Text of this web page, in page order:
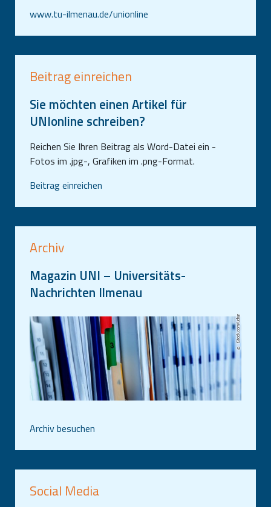
www.tu-ilmenau.de/unionline
Beitrag einreichen
Sie möchten einen Artikel für
UNIonline schreiben?
Reichen Sie Ihren Beitrag als Word-Datei ein -
Fotos im .jpg-, Grafiken im .png-Format.
Beitrag einreichen
Archiv
Magazin UNI – Universitäts-
Nachrichten Ilmenau
iStock.com/uchar
Archiv besuchen
Social Media